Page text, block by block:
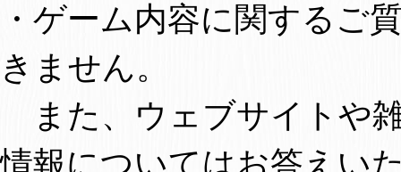
・ゲーム内容に関するご
きません。
また、ウェブサイトや
情報についてはお答えい